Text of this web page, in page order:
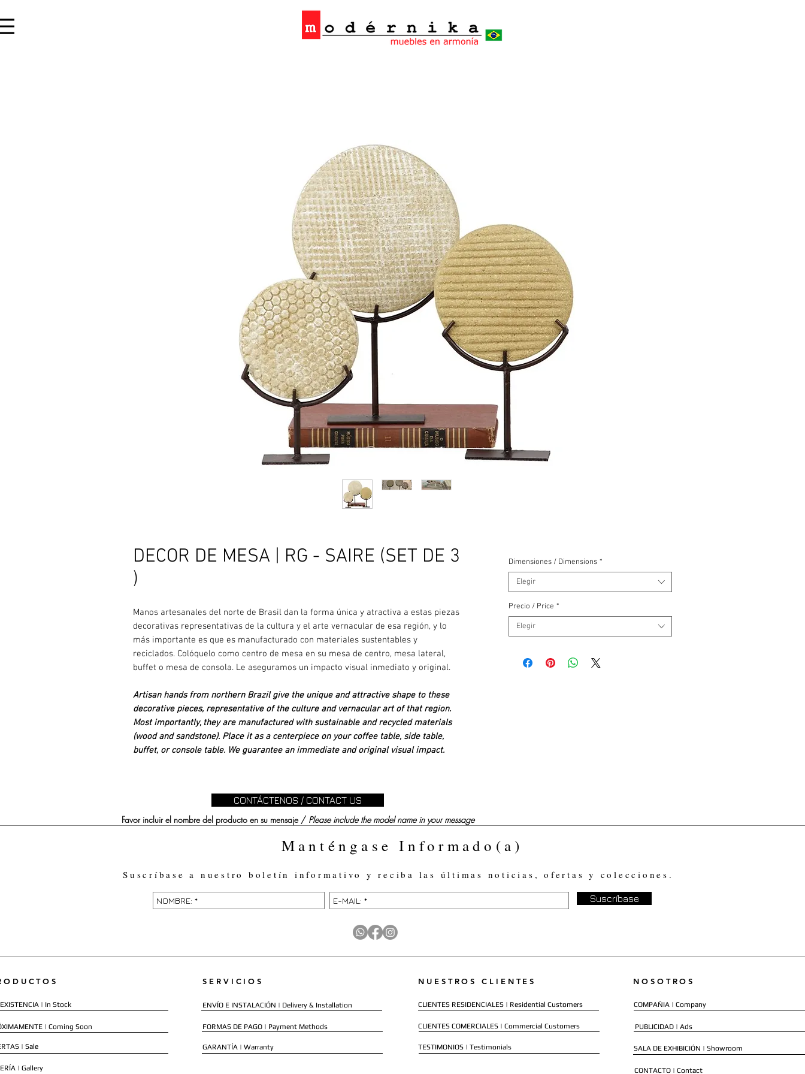
DECOR DE MESA | RG - SAIRE (SET DE 3
)
Manos artesanales del norte de Brasil dan la forma única y atractiva a estas piezas
decorativas representativas de la cultura y el arte vernacular de esa región, y lo
más importante es que es manufacturado con materiales sustentables y
reciclados. Colóquelo como centro de mesa en su mesa de centro, mesa lateral,
buffet o mesa de consola. Le aseguramos un impacto visual inmediato y original.
Artisan hands from northern Brazil give the unique and attractive shape to these
decorative pieces, representative of the culture and vernacular art of that region.
Most importantly, they are manufactured with sustainable and recycled materials
(wood and sandstone). Place it as a centerpiece on your coffee table, side table,
buffet, or console table. We guarantee an immediate and original visual impact.
Dimensiones / Dimensions *
Elegir
Precio / Price *
Elegir
CONTÁCTENOS / CONTACT US
Favor incluir el nombre del producto en su mensaje / Please include the model name in your message
Manténgase Informado(a)
Suscríbase a nuestro boletín informativo y reciba las últimas noticias, ofertas y colecciones.
Suscríbase
| In Stock
| Coming Soon
| Sale
| Gallery
SERVICIOS
ENVÍO E INSTALACIÓN | Delivery & Installation
FORMAS DE PAGO | Payment Methods
GARANTÍA | Warranty
NUESTROS CLIENTES
CLIENTES RESIDENCIALES | Residential Customers
CLIENTES COMERCIALES | Commercial Customers
TESTIMONIOS | Testimonials
NOSOTROS
COMPAÑIA | Company
PUBLICIDAD | Ads
SALA DE EXHIBICIÓN | Showroom
CONTACTO | Contact